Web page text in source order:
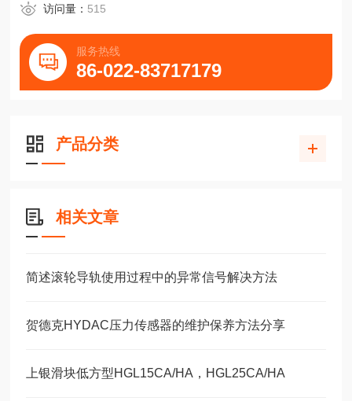
访问量： 515
服务热线
86-022-83717179
产品分类
相关文章
简述滚轮导轨使用过程中的异常信号解决方法
贺德克HYDAC压力传感器的维护保养方法分享
上银滑块低方型HGL15CA/HA，HGL25CA/HA